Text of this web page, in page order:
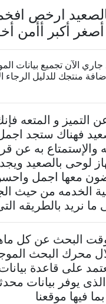
ارخص
أكبر أأمن
الآن تجميع بيانات
منتجك للدليل الرجاء
التميز و المتعه
فهناك ستجد اجمل
به عن
لوحى بالصعيد
معها اجمل واحسن
الخدمه من حيث
نريد بالطريقه التى
البحث عن كل
محرك البحث
على قاعدة بيانات
يوفر بيانات
فيها موقعنا